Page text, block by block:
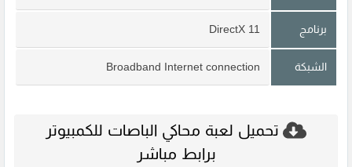
برنامج DirectX 11
الشبكة Broadband Internet connection
تحميل لعبة محاكي الباصات للكمبيوتر
برابط مباشر